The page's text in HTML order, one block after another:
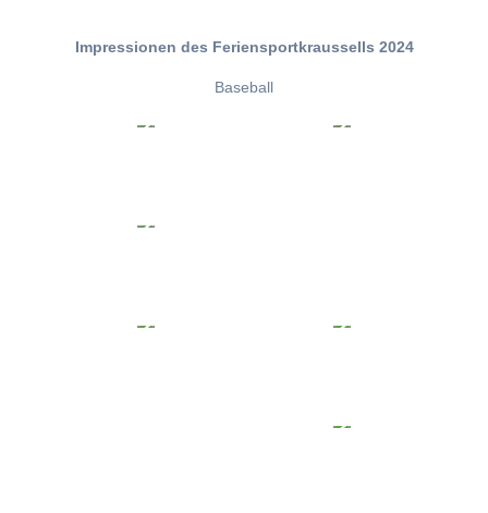
Impressionen des Feriensportkraussells 2024
Baseball